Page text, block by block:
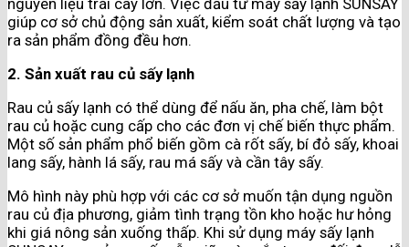
nguyên liệu trái cây lớn. Việc đầu tư máy sấy lạnh SUNSAY
giúp cơ sở chủ động sản xuất, kiểm soát chất lượng và tạo
ra sản phẩm đồng đều hơn.
2. Sản xuất rau củ sấy lạnh
Rau củ sấy lạnh có thể dùng để nấu ăn, pha chế, làm bột
rau củ hoặc cung cấp cho các đơn vị chế biến thực phẩm.
Một số sản phẩm phổ biến gồm cà rốt sấy, bí đỏ sấy, khoai
lang sấy, hành lá sấy, rau má sấy và cần tây sấy.
Mô hình này phù hợp với các cơ sở muốn tận dụng nguồn
rau củ địa phương, giảm tình trạng tồn kho hoặc hư hỏng
khi giá nông sản xuống thấp. Khi sử dụng máy sấy lạnh